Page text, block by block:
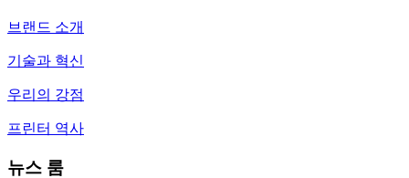
브랜드 소개
기술과 혁신
우리의 강점
프린터 역사
뉴스 룸